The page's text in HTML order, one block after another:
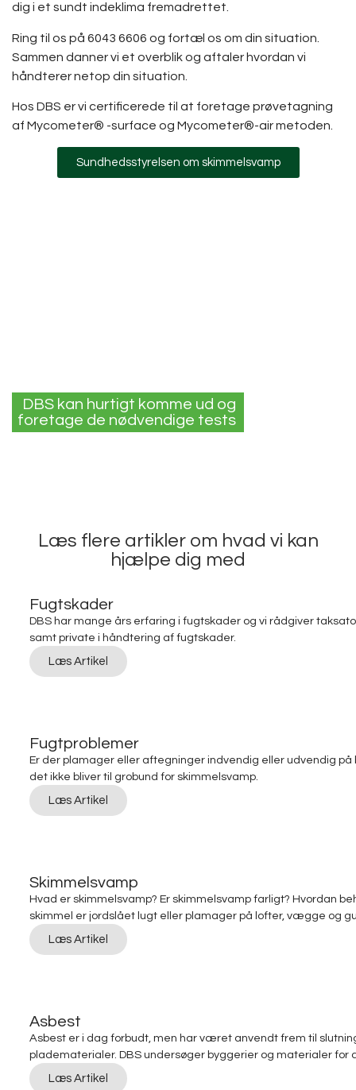
dig i et sundt indeklima fremadrettet.
Ring til os på 6043 6606 og fortæl os om din situation.
Sammen danner vi et overblik og aftaler hvordan vi
håndterer netop din situation.
Hos DBS er vi certificerede til at foretage prøvetagning
af Mycometer® -surface og Mycometer®-air metoden.
Sundhedsstyrelsen om skimmelsvamp
DBS kan hurtigt komme ud og
foretage de nødvendige tests
Læs flere artikler om hvad vi kan
hjælpe dig med
Fugtskader
DBS har mange års erfaring i fugtskader og vi rådgiver
samt private i håndtering af fugtskader.
Læs Artikel
Fugtproblemer
Er der plamager eller aftegninger indvendig eller udvendig
det ikke bliver til grobund for skimmelsvamp.
Læs Artikel
Skimmelsvamp
Hvad er skimmelsvamp? Er skimmelsvamp farligt? Hvordan
skimmel er jordslået lugt eller plamager på lofter, vægge og
Læs Artikel
Asbest
Asbest er i dag forbudt, men har været anvendt frem til
pladematerialer. DBS undersøger byggerier og materialer for
Læs Artikel